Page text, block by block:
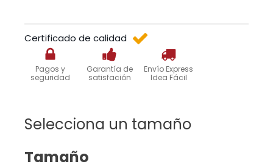
Certificado de calidad
Pagos y
seguridad
Garantía de
satisfación
Envío Express
Idea Fácil
Selecciona un tamaño
Tamaño